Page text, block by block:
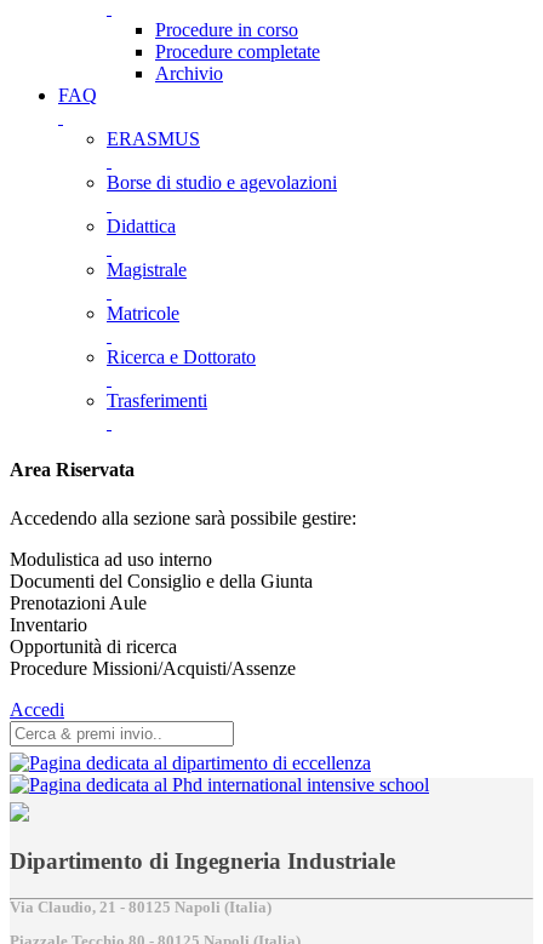
Procedure in corso
Procedure completate
Archivio
FAQ
ERASMUS
Borse di studio e agevolazioni
Didattica
Magistrale
Matricole
Ricerca e Dottorato
Trasferimenti
Area Riservata
Accedendo alla sezione sarà possibile gestire:
Modulistica ad uso interno
Documenti del Consiglio e della Giunta
Prenotazioni Aule
Inventario
Opportunità di ricerca
Procedure Missioni/Acquisti/Assenze
Accedi
Dipartimento di Ingegneria Industriale
Via Claudio, 21 - 80125 Napoli (Italia)